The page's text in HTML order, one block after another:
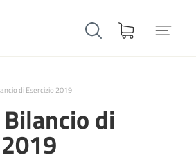
di Esercizio 2019
di